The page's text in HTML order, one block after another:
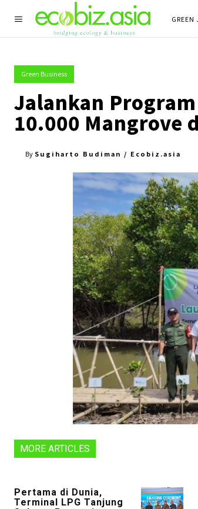
GREEN
Green Business
Jalankan
10.000 Mangrove
By Sugiharto Budiman / Ecobiz.asia
MORE ARTICLES
Pertama di Dunia,
Terminal LPG Tanjung